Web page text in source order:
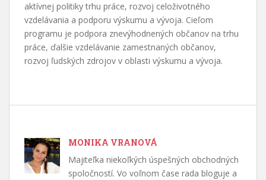
aktívnej politiky trhu práce, rozvoj celoživotného
vzdelávania a podporu výskumu a vývoja. Cieľom
programu je podpora znevýhodnených občanov na trhu
práce, ďalšie vzdelávanie zamestnaných občanov,
rozvoj ľudských zdrojov v oblasti výskumu a vývoja.
MONIKA VRANOVÁ
Majiteľka niekoľkých úspešných obchodných
spoločností. Vo voľnom čase rada bloguje a